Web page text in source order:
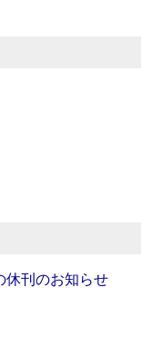
休刊のお知らせ